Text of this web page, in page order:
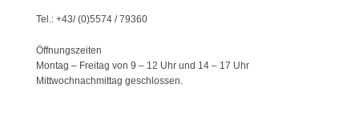
Tel.: +43/ (0)5574 / 79360
Öffnungszeiten
Montag – Freitag von 9 – 12 Uhr und 14 – 17 Uhr
Mittwochnachmittag geschlossen.